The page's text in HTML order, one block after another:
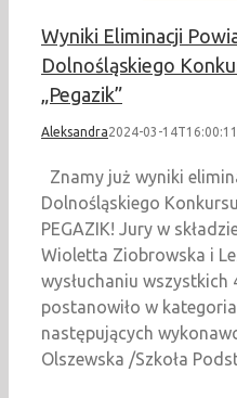
Wyniki Eliminacji
Dolnośląskiego
„Pegazik”
Aleksandra2024-03-
Znamy już wyniki
Dolnośląskiego
PEGAZIK! Jury w
Wioletta Ziobrowska i
wysłuchaniu wszystkich
postanowiło w
następujących
Olszewska /Szkoła